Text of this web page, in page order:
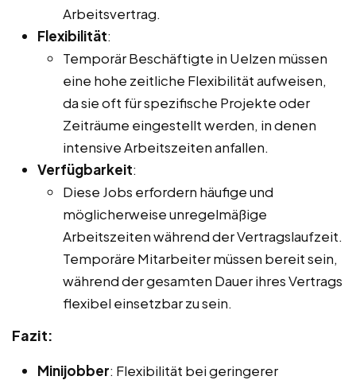
Arbeitsvertrag.
Flexibilität:
Temporär Beschäftigte in Uelzen müssen
eine hohe zeitliche Flexibilität aufweisen,
da sie oft für spezifische Projekte oder
Zeiträume eingestellt werden, in denen
intensive Arbeitszeiten anfallen.
Verfügbarkeit:
Diese Jobs erfordern häufige und
möglicherweise unregelmäßige
Arbeitszeiten während der Vertragslaufzeit.
Temporäre Mitarbeiter müssen bereit sein,
während der gesamten Dauer ihres Vertrags
flexibel einsetzbar zu sein.
Fazit:
Minijobber: Flexibilität bei geringerer